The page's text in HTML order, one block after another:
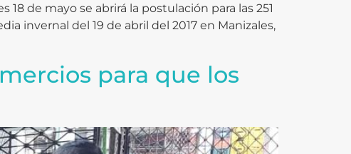
de mayo se abrirá la postulación para las 251
invernal del 19 de abril del 2017 en Manizales,
para que los